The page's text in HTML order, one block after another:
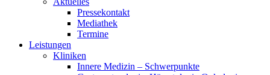
Pressekontakt
Mediathek
Termine
Leistungen
Kliniken
Innere Medizin – Schwerpunkte